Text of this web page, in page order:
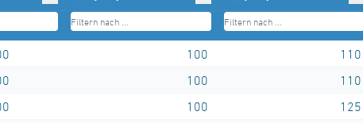
Systems
gleichwertig
100 110
100 110
100 125